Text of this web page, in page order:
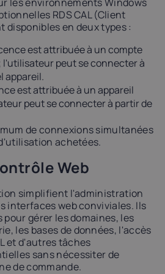
RDS CAL (Client
disponibles en deux types :
est attribuée à un compte
peut se connecter à
appareil.
est attribuée à un appareil
peut se connecter à partir de
de connexions simultanées
achetées.
Web
simplifient l'administration
interfaces web conviviales. Ils
gérer les domaines, les
les bases de données, l'accès
et d'autres tâches
sans nécessiter de
de commande.